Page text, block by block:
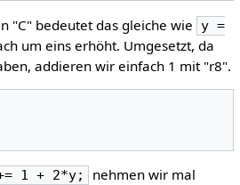
"C" bedeutet das gleiche wie
y =
um eins erhöht. Umgesetzt, da
addieren wir einfach 1 mit "r8".
1 + 2*y;
nehmen wir mal